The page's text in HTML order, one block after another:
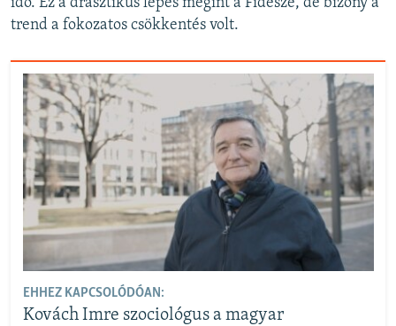
trend a fokozatos csökkentés volt.
EHHEZ KAPCSOLÓDÓAN:
Kovách Imre szociológus a magyar